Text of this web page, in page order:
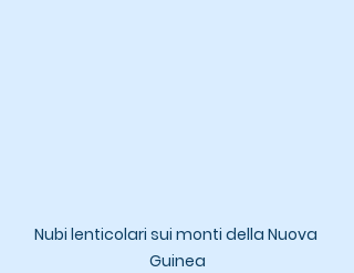
Nubi lenticolari sui monti della Nuova
Guinea